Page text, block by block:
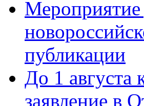
Мероприятие
публикации
До 1 августа
заявление в